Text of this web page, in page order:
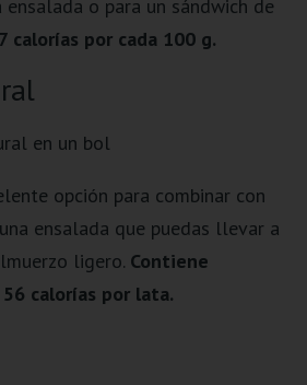
ensalada o para un sándwich de
calorías por cada 100 g.
opción para combinar con
ensalada que puedas llevar a
ligero. Contiene
calorías por lata.